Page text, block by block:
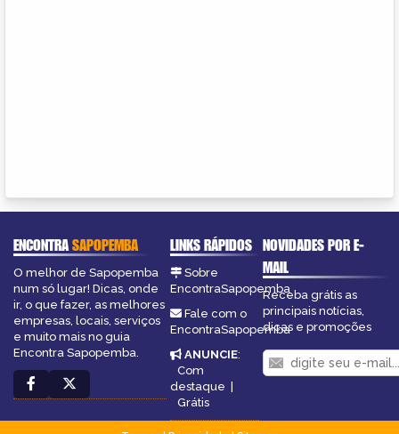
ENCONTRASAPOPEMBA
O melhor de Sapopemba
num só lugar! Dicas, onde
ir, o que fazer, as melhores
empresas, locais, serviços
e muito mais no guia
Encontra Sapopemba.
LINKS RÁPIDOS
Sobre
EncontraSapopemba
Fale com o
EncontraSapopemba
ANUNCIE:
Com
destaque |
Grátis
NOVIDADES POR E-
MAIL
Receba grátis as
principais notícias,
dicas e promoções